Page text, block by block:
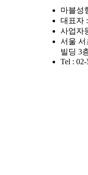
마블성
대표자
사업자
서울 서
빌딩 3
Tel :